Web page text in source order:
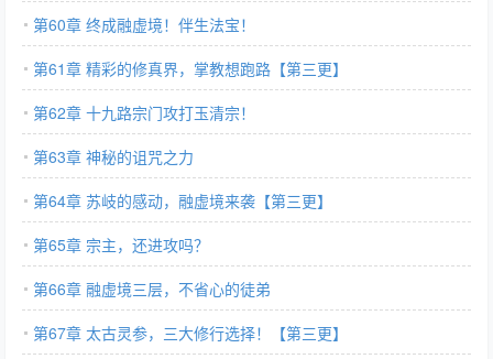
第60章 终成融虚境！伴生法宝！
第61章 精彩的修真界，掌教想跑路【第三更】
第62章 十九路宗门攻打玉清宗！
第63章 神秘的诅咒之力
第64章 苏岐的感动，融虚境来袭【第三更】
第65章 宗主，还进攻吗？
第66章 融虚境三层，不省心的徒弟
第67章 太古灵参，三大修行选择！【第三更】